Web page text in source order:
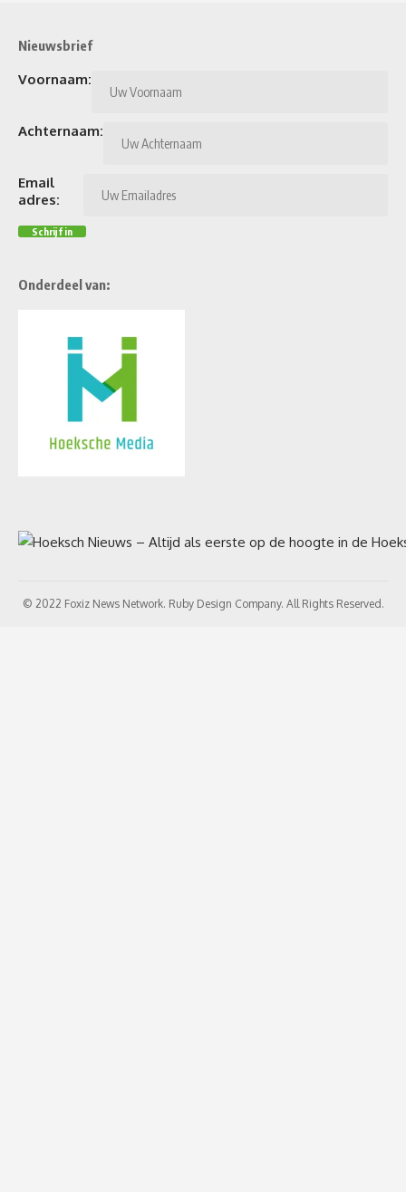
Nieuwsbrief
Voornaam:
Achternaam:
Email
adres:
Onderdeel van:
© 2022 Foxiz News Network. Ruby Design Company. All Rights Reserved.